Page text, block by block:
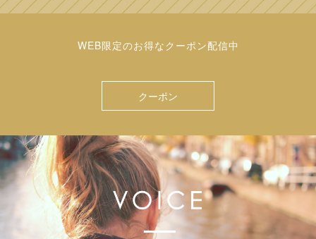
WEB限定のお得なクーポン配信中
クーポン